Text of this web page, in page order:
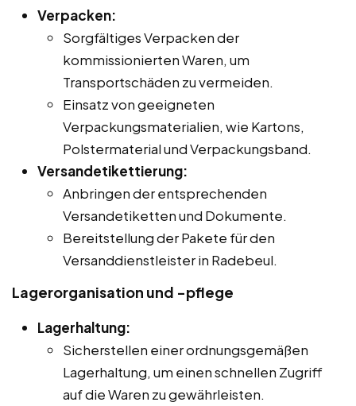
Verpacken:
Sorgfältiges Verpacken der
kommissionierten Waren, um
Transportschäden zu vermeiden.
Einsatz von geeigneten
Verpackungsmaterialien, wie Kartons,
Polstermaterial und Verpackungsband.
Versandetikettierung:
Anbringen der entsprechenden
Versandetiketten und Dokumente.
Bereitstellung der Pakete für den
Versanddienstleister in Radebeul.
Lagerorganisation und -pflege
Lagerhaltung:
Sicherstellen einer ordnungsgemäßen
Lagerhaltung, um einen schnellen Zugriff
auf die Waren zu gewährleisten.